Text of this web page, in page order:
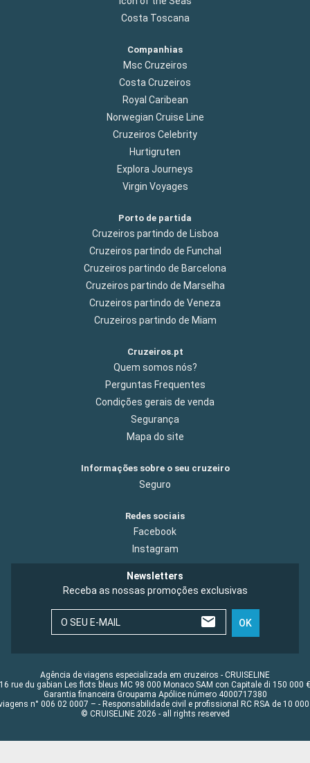
Costa Toscana
Companhias
Msc Cruzeiros
Costa Cruzeiros
Royal Caribean
Norwegian Cruise Line
Cruzeiros Celebrity
Hurtigruten
Explora Journeys
Virgin Voyages
Porto de partida
Cruzeiros partindo de Lisboa
Cruzeiros partindo de Funchal
Cruzeiros partindo de Barcelona
Cruzeiros partindo de Marselha
Cruzeiros partindo de Veneza
Cruzeiros partindo de Miam
Cruzeiros.pt
Quem somos nós?
Perguntas Frequentes
Condições gerais de venda
Segurança
Mapa do site
Informações sobre o seu cruzeiro
Seguro
Redes sociais
Facebook
Instagram
Newsletters
Receba as nossas promoções exclusivas
O SEU E-MAIL OK
Agência de viagens especializada em cruzeiros - CRUISELINE
16 rue du gabian Les flots bleus MC 98 000 Monaco SAM con Capitale di 150 000 €
Garantia financeira Groupama Apólice número 4000717380
n° 006 02 0007 – - Responsabilidade civil e profissional RC RSA de 10 000
© CRUISELINE 2026 - all rights reserved